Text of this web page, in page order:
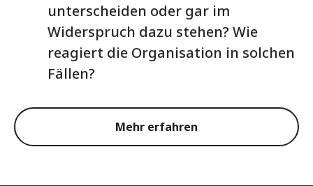
unterscheiden oder gar im
Widerspruch dazu stehen? Wie
reagiert die Organisation in solchen
Fällen?
Mehr erfahren